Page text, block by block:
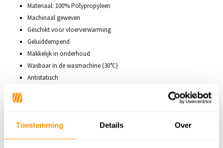
Toestemming Details Over
Materiaal: 100% Polypropyleen
Machinaal geweven
Geschikt voor vloerverwarming
Geluiddempend
Makkelijk in onderhoud
Wasbaar in de wasmachine (30°C)
Antistatisch
Productspecificaties